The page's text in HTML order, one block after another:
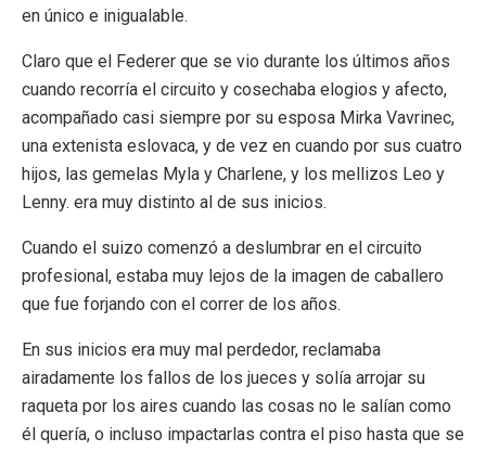
en único e inigualable.
Claro que el Federer que se vio durante los últimos años
cuando recorría el circuito y cosechaba elogios y afecto,
acompañado casi siempre por su esposa Mirka Vavrinec,
una extenista eslovaca, y de vez en cuando por sus cuatro
hijos, las gemelas Myla y Charlene, y los mellizos Leo y
Lenny. era muy distinto al de sus inicios.
Cuando el suizo comenzó a deslumbrar en el circuito
profesional, estaba muy lejos de la imagen de caballero
que fue forjando con el correr de los años.
En sus inicios era muy mal perdedor, reclamaba
airadamente los fallos de los jueces y solía arrojar su
raqueta por los aires cuando las cosas no le salían como
él quería, o incluso impactarlas contra el piso hasta que se